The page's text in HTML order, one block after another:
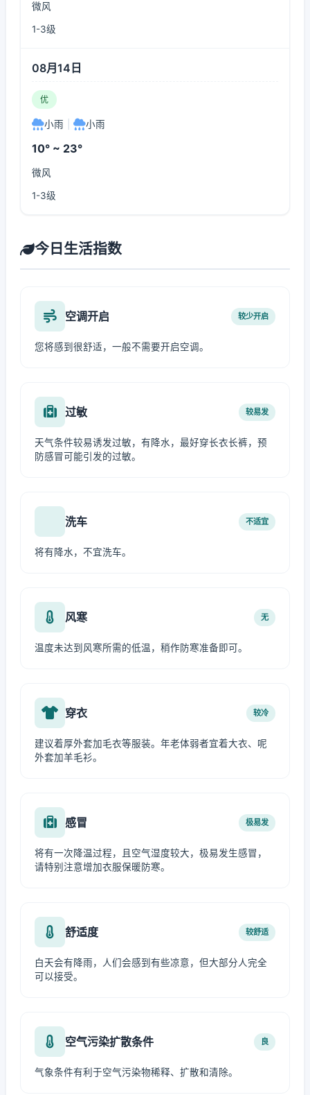
微风
1-3级
08月14日
优
小雨 小雨
10° ~ 23°
微风
1-3级
今日生活指数
空调开启 较少开启
您将感到很舒适，一般不需要开启空调。
过敏 较易发
天气条件较易诱发过敏，有降水，最好穿长衣长裤，预
防感冒可能引发的过敏。
洗车 不适宜
将有降水，不宜洗车。
风寒 无
温度未达到风寒所需的低温，稍作防寒准备即可。
穿衣 较冷
建议着厚外套加毛衣等服装。年老体弱者宜着大衣、呢
外套加羊毛衫。
感冒 极易发
将有一次降温过程，且空气湿度较大，极易发生感冒，
请特别注意增加衣服保暖防寒。
舒适度 较舒适
白天会有降雨，人们会感到有些凉意，但大部分人完全
可以接受。
空气污染扩散条件 良
气象条件有利于空气污染物稀释、扩散和清除。